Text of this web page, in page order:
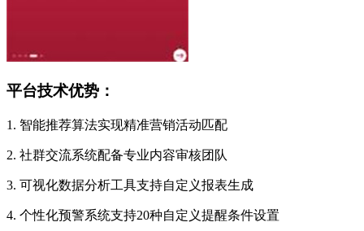
平台技术优势：
1. 智能推荐算法实现精准营销活动匹配
2. 社群交流系统配备专业内容审核团队
3. 可视化数据分析工具支持自定义报表生成
4. 个性化预警系统支持20种自定义提醒条件设置